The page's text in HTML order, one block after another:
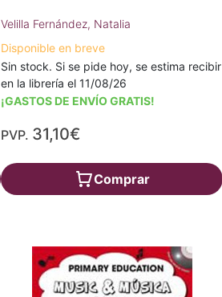
Velilla Fernández, Natalia
Disponible en breve
Sin stock. Si se pide hoy, se estima recibir
en la librería el 11/08/26
¡GASTOS DE ENVÍO GRATIS!
PVP. 31,10€
Comprar